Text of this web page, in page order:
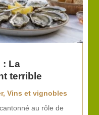
: La
terrible
,Vins et vignobles
au rôle de